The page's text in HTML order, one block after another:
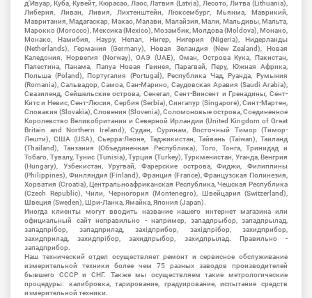
д'Ивуар, Куба, Кувейт, Кюрасао, Лаос, Латвия (Latvia), Лесото, Литва (Lithuania),
Либерия, Ливан, Ливия, Лихтенштейн, Люксембург, Мьянма, Маврикий,
Мавритания, Мадагаскар, Макао, Малави, Малайзия, Мали, Мальдивы, Мальта,
Марокко (Morocco), Мексика (Mexico), Мозамбик, Молдова (Moldova), Монако,
Монако, Намибия, Науру, Непал, Нигер, Нигерия (Nigeria), Нидерланды
(Netherlands), Германия (Germany), Новая Зеландия (New Zealand), Новая
Каледония, Норвегия (Norway), ОАЭ (UAE), Оман, Острова Кука, Пакистан,
Палестина, Панама, Папуа Новая Гвинея, Парагвай, Перу, Южная Африка,
Польша (Poland), Португалия (Portugal), Республика Чад, Руанда, Румыния
(Romania), Сальвадор, Самоа, Сан-Марино, Саудовская Аравия (Saudi Arabia),
Свазиленд, Сейшельские острова, Сенегал, Сент-Винсент и Гренадины, Сент-
Китс и Невис, Сент-Люсия, Сербия (Serbia), Сингапур (Singapore), Синт-Мартен,
Словакия (Slovakia), Словения (Slovenia), Соломоновые острова, Соединенное
Королевство Великобритании и Северной Ирландии (United Kingdom of Great
Britain and Northern Ireland), Судан, Суринам, Восточный Тимор (Тимор-
Лешти), США (USA), Сьерра-Леоне, Таджикистан, Тайвань (Taiwan), Таиланд
(Thailand), Танзания (Объединенная Республика), Того, Тонга, Тринидад и
Тобаго, Тувалу, Тунис (Tunisia), Турция (Turkey), Туркменистан, Уганда, Венгрия
(Hungary), Узбекистан, Уругвай, Фарерские острова, Фиджи, Филиппины
(Philippines), Финляндия (Finland), Франция (France), Французская Полинезия,
Хорватия (Croatia), Центральноафриканская Республика, Чешская Республика
(Czech Republic), Чили, Черногория (Montenegro), Швейцария (Switzerland),
Швеция (Sweden), Шри-Ланка, Ямайка, Япония (Japan).
Иногда клиенты могут вводить название нашего интернет магазина или
официальный сайт неправильно - например, западпрыбор, западпрылад,
западпрібор, западприлад, західприбор, західпрібор, захидприбор,
захидприлад, захидпрібор, захидпрыбор, захидпрылад. Правильно -
западприбор.
Наш технический отдел осуществляет ремонт и сервисное обслуживание
измерительной техники более чем 75 разных заводов производителей
бывшего СССР и СНГ. Также мы осуществляем такие метрологические
процедуры: калибровка, тарирование, градуирование, испытание средств
измерительной техники.